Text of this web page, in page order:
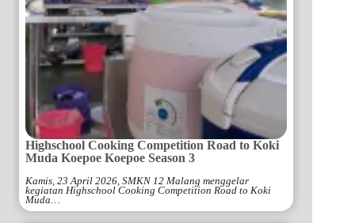
Highschool Cooking Competition Road to Koki
Muda Koepoe Koepoe Season 3
Kamis, 23 April 2026, SMKN 12 Malang menggelar
kegiatan Highschool Cooking Competition Road to Koki
Muda…